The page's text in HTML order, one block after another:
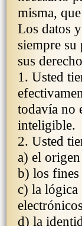
misma,
Los datos
siempre
sus
1. Usted
todavía no
inteligible.
2. Usted
a) el
b) los fines
c) la lógica
d) la